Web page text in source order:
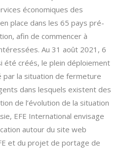
économiques des
place dans les 65 pays pré-
afin de commencer à
Au 31 août 2021, 6
été créés, le plein déploiement
par la situation de fermeture
dans lesquels existent des
de l’évolution de la situation
EFE International envisage
autour du site web
et du projet de portage de